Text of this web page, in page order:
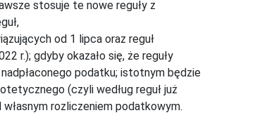
stosuje te nowe reguły z
od 1 lipca oraz reguł
r.); gdyby okazało się, że reguły
podatku; istotnym będzie
(czyli według reguł już
własnym rozliczeniem podatkowym.